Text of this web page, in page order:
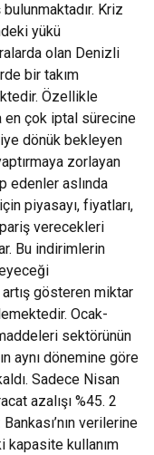
Kriz
yükü
olan Denizli
bir takım
Özellikle
en çok iptal sürecine
dönük bekleyen
zorlayan
edenler aslında
piyasayı, fiyatları,
verecekleri
Bu indirimlerin
gösteren miktar
Ocak-
sektörünün
aynı dönemine göre
Sadece Nisan
azalışı %45. 2
verilerine
kapasite kullanım